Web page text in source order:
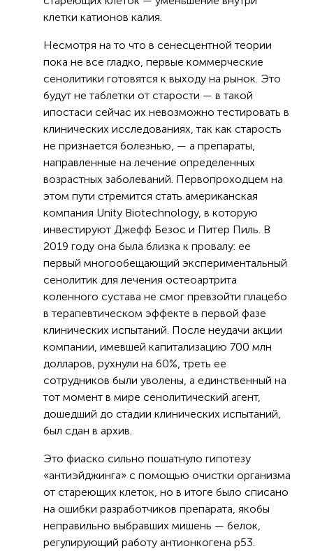
клетки катионов калия.
Несмотря на то что в сенесцентной теории
пока не все гладко, первые коммерческие
сенолитики готовятся к выходу на рынок. Это
будут не таблетки от старости — в такой
ипостаси сейчас их невозможно тестировать в
клинических исследованиях, так как старость
не признается болезнью, — а препараты,
направленные на лечение определенных
возрастных заболеваний. Первопроходцем на
этом пути стремится стать американская
компания Unity Biotechnology, в которую
инвестируют Джефф Безос и Питер Пиль. В
2019 году она была близка к провалу: ее
первый многообещающий экспериментальный
сенолитик для лечения остеоартрита
коленного сустава не смог превзойти плацебо
в терапевтическом эффекте в первой фазе
клинических испытаний. После неудачи акции
компании, имевшей капитализацию 700 млн
долларов, рухнули на 60%, треть ее
сотрудников были уволены, а единственный на
тот момент в мире сенолитический агент,
дошедший до стадии клинических испытаний,
был сдан в архив.
Это фиаско сильно пошатнуло гипотезу
«антиэйджинга» с помощью очистки организма
от стареющих клеток, но в итоге было списано
на ошибки разработчиков препарата, якобы
неправильно выбравших мишень — белок,
регулирующий работу антионкогена р53.